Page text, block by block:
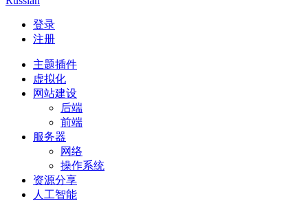
登录
注册
主题插件
虚拟化
网站建设
后端
前端
服务器
网络
操作系统
资源分享
人工智能